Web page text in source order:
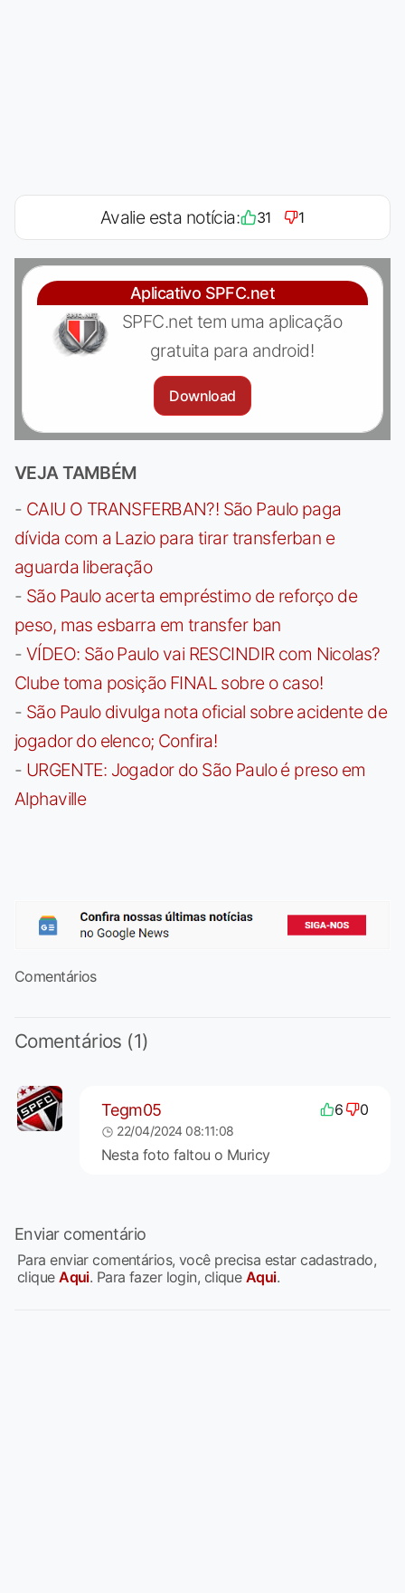
Avalie esta notícia: 31 1
Aplicativo SPFC.net
SPFC.net tem uma aplicação
gratuita para android!
Download
VEJA TAMBÉM
- CAIU O TRANSFERBAN?! São Paulo paga
dívida com a Lazio para tirar transferban e
aguarda liberação
- São Paulo acerta empréstimo de reforço de
peso, mas esbarra em transfer ban
- VÍDEO: São Paulo vai RESCINDIR com Nicolas?
Clube toma posição FINAL sobre o caso!
- São Paulo divulga nota oficial sobre acidente de
jogador do elenco; Confira!
- URGENTE: Jogador do São Paulo é preso em
Alphaville
Comentários
Comentários (1)
Tegm05 6 0
22/04/2024 08:11:08
Nesta foto faltou o Muricy
Enviar comentário
Para enviar comentários, você precisa estar cadastrado,
cliqueAqui. Para fazer login, clique Aqui.